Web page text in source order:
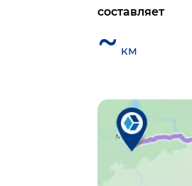
составляет
~ км